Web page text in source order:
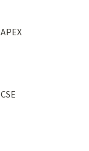
APEX
CSE